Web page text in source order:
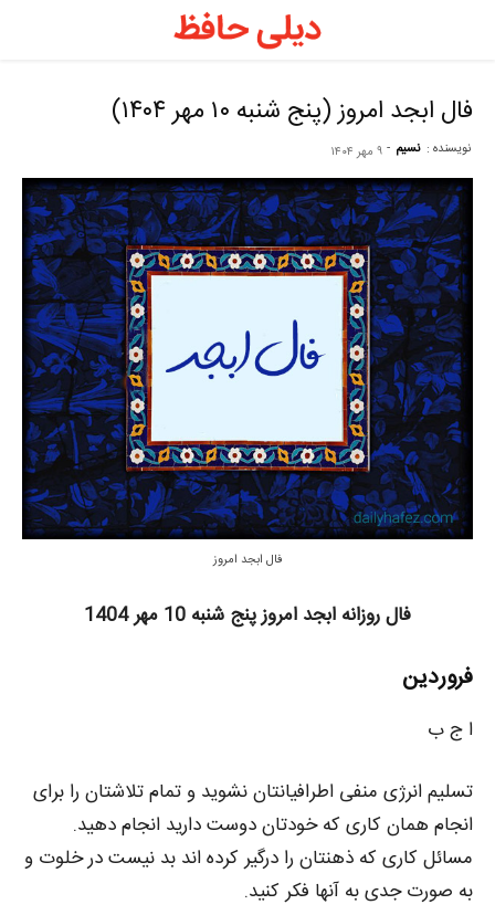
فال ابجد امروز (پنج شنبه ۱۰ مهر ۱۴۰۴)
نویسنده : نسیم - ۹ مهر ۱۴۰۴
فال ابجد امروز
فال روزانه ابجد امروز پنج شنبه 10 مهر 1404
فروردین
ا ج ب
تسلیم انرژی منفی اطرافیانتان نشوید و تمام تلاشتان را برای
انجام همان کاری که خودتان دوست دارید انجام دهید.
مسائل کاری که ذهنتان را درگیر کرده اند بد نیست در خلوت و
به صورت جدی به آنها فکر کنید.